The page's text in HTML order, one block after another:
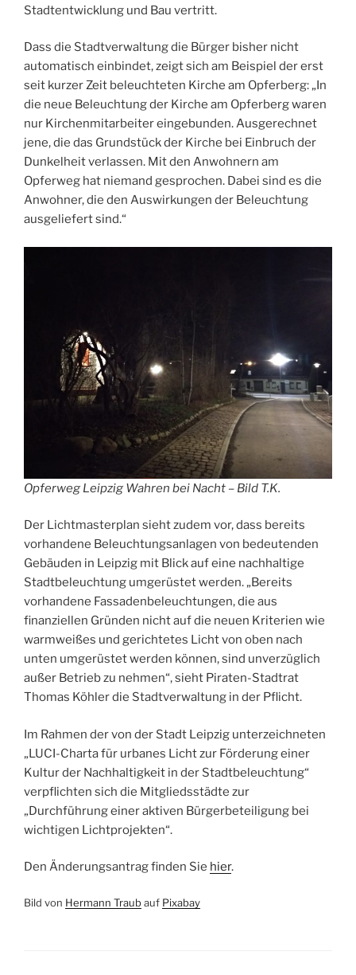
Stadtentwicklung und Bau vertritt.
Dass die Stadtverwaltung die Bürger bisher nicht
automatisch einbindet, zeigt sich am Beispiel der erst
seit kurzer Zeit beleuchteten Kirche am Opferberg: „In
die neue Beleuchtung der Kirche am Opferberg waren
nur Kirchenmitarbeiter eingebunden. Ausgerechnet
jene, die das Grundstück der Kirche bei Einbruch der
Dunkelheit verlassen. Mit den Anwohnern am
Opferweg hat niemand gesprochen. Dabei sind es die
Anwohner, die den Auswirkungen der Beleuchtung
ausgeliefert sind.“
Opferweg Leipzig Wahren bei Nacht – Bild T.K.
Der Lichtmasterplan sieht zudem vor, dass bereits
vorhandene Beleuchtungsanlagen von bedeutenden
Gebäuden in Leipzig mit Blick auf eine nachhaltige
Stadtbeleuchtung umgerüstet werden. „Bereits
vorhandene Fassadenbeleuchtungen, die aus
finanziellen Gründen nicht auf die neuen Kriterien wie
warmweißes und gerichtetes Licht von oben nach
unten umgerüstet werden können, sind unverzüglich
außer Betrieb zu nehmen“, sieht Piraten-Stadtrat
Thomas Köhler die Stadtverwaltung in der Pflicht.
Im Rahmen der von der Stadt Leipzig unterzeichneten
„LUCI-Charta für urbanes Licht zur Förderung einer
Kultur der Nachhaltigkeit in der Stadtbeleuchtung“
verpflichten sich die Mitgliedsstädte zur
„Durchführung einer aktiven Bürgerbeteiligung bei
wichtigen Lichtprojekten“.
Den Änderungsantrag finden Sie hier.
Bild von Hermann Traubauf Pixabay